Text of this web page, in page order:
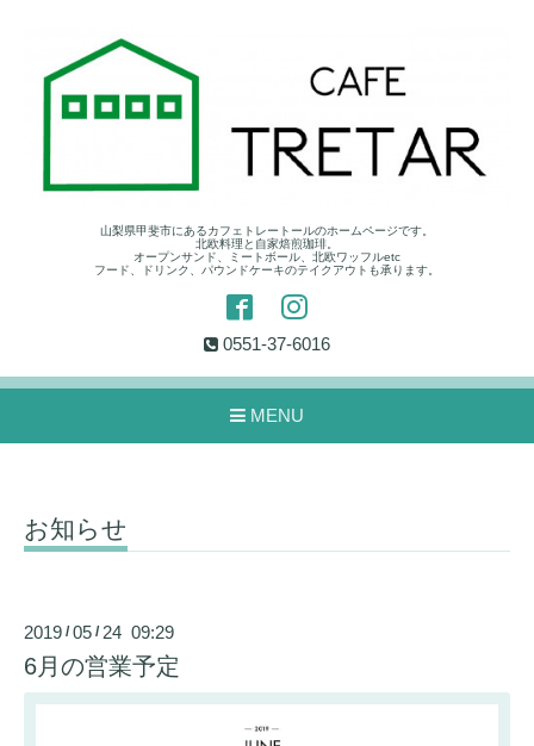
山梨県甲斐市にあるカフェトレートールのホームページです。
北欧料理と自家焙煎珈琲。
オープンサンド、ミートボール、北欧ワッフルetc
フード、ドリンク、パウンドケーキのテイクアウトも承ります。
0551-37-6016
MENU
お知らせ
2019 /05 / 24 09:29
6月の営業予定